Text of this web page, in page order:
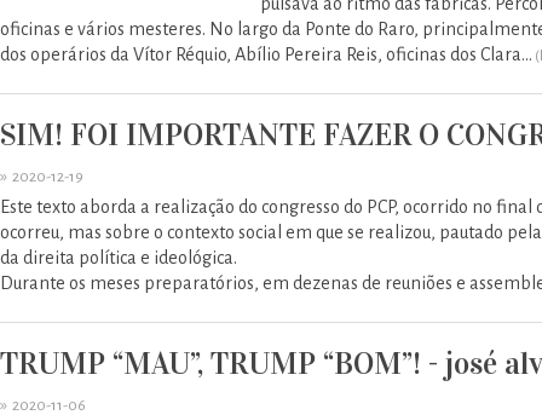
oficinas e vários mesteres. No largo da Ponte do Raro,
dos operários da Vítor Réquio, Abílio Pereira Reis, oficinas dos Clara...
SIM! FOI IMPORTANTE FAZER O
» 2020-12-19
Este texto aborda a realização do congresso do PCP, ocorrido no
ocorreu, mas sobre o contexto social em que se realizou, pautado
da direita política e ideológica.
Durante os meses preparatórios, em dezenas de reuniões e
TRUMP “MAU”, TRUMP “BOM”! - josé
» 2020-11-06